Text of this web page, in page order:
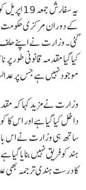
یہ
کے دوران مرکزی
گئی۔ وزارت نے اپنے حلف
کیا گیا مقدمہ قانونی طور
موجود نہیں ہے جس پر
وزارت نے مزید کہا کہ
داخل کیا گیا ہے اور اس کا
ساتھ ہی وزارت نے اس
ہند کو فریق نہیں بنایا گیا
کا درست ہندی ترجمہ بھی